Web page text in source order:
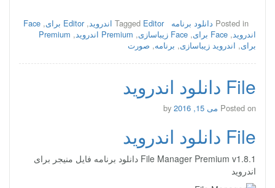
Posted in دانلود برنامه Tagged Editor اندروید ,Editor برای ,
Face
اندروید, Face برای , Face زیباسازی , Premium اندروید ,
Premium
برای, اندروید زیباسازی, برنامه, صورت
File دانلود اندروید
Posted on می 15, 2016
File دانلود اندروید
File Manager Premium v1.8.1 دانلود برنامه فایل منیجر برای
اندروید